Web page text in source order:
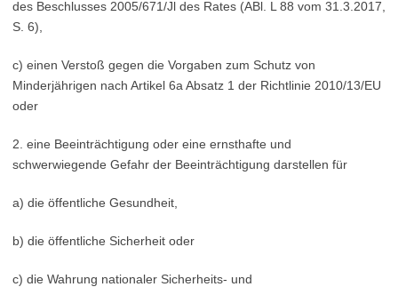
des Beschlusses 2005/671/Jl des Rates (ABl. L 88 vom 31.3.2017,
S. 6),
c) einen Verstoß gegen die Vorgaben zum Schutz von
Minderjährigen nach Artikel 6a Absatz 1 der Richtlinie 2010/13/EU
oder
2. eine Beeinträchtigung oder eine ernsthafte und
schwerwiegende Gefahr der Beeinträchtigung darstellen für
a) die öffentliche Gesundheit,
b) die öffentliche Sicherheit oder
c) die Wahrung nationaler Sicherheits- und